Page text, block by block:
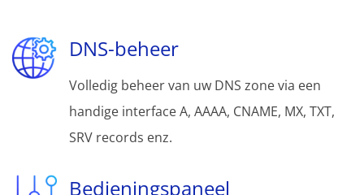
DNS-beheer
Volledig beheer van uw DNS zone via een
handige interface A, AAAA, CNAME, MX, TXT,
SRV records enz.
Bedieningspaneel